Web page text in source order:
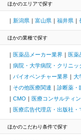
ほかのエリアで探す
新潟県 富山県 福井県
ほかの業種で探す
医薬品メーカー業界 医薬
病院・大学病院・クリニッ
バイオベンチャー業界
大
その他医療関連
診断薬・
CMO
医療コンサルティ
医療広告代理店・出版社
ほかのこだわり条件で探す